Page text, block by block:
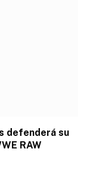
defenderá su
RAW